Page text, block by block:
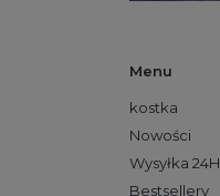
Menu
kostka
Nowości
Wysyłka 24H
Bestsellery